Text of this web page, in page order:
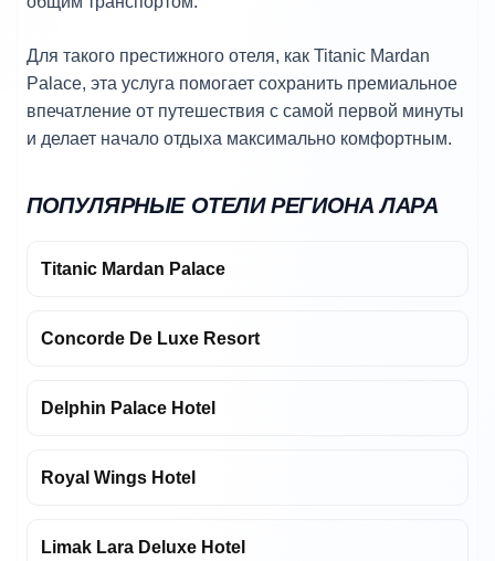
Для такого престижного отеля, как Titanic Mardan
Palace, эта услуга помогает сохранить премиальное
впечатление от путешествия с самой первой минуты
и делает начало отдыха максимально комфортным.
ПОПУЛЯРНЫЕ ОТЕЛИ РЕГИОНА ЛАРА
Titanic Mardan Palace
Concorde De Luxe Resort
Delphin Palace Hotel
Royal Wings Hotel
Limak Lara Deluxe Hotel